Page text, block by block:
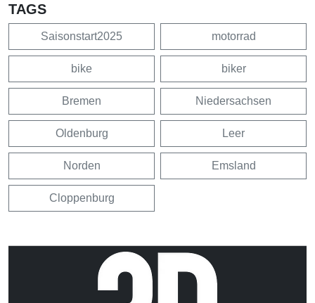
TAGS
Saisonstart2025 motorrad
bike biker
Bremen Niedersachsen
Oldenburg Leer
Norden Emsland
Cloppenburg